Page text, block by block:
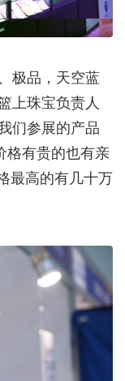
极品，天空蓝
上珠宝负责人
们参展的产品
格有贵的也有亲
最高的有几十万